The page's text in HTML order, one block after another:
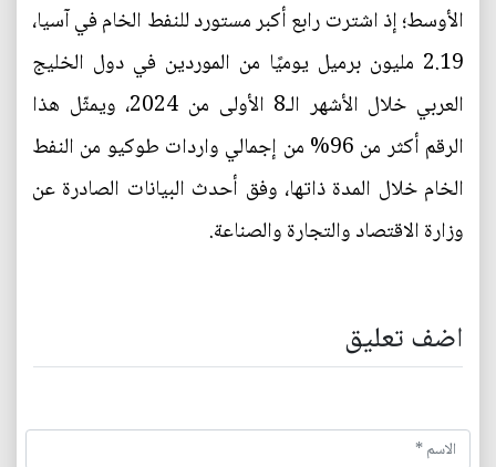
الأوسط؛ إذ اشترت رابع أكبر مستورد للنفط الخام في آسيا،
2.19 مليون برميل يوميًا من الموردين في دول الخليج
العربي خلال الأشهر الـ8 الأولى من 2024، ويمثّل هذا
الرقم أكثر من 96% من إجمالي واردات طوكيو من النفط
الخام خلال المدة ذاتها، وفق أحدث البيانات الصادرة عن
وزارة الاقتصاد والتجارة والصناعة.
اضف تعليق